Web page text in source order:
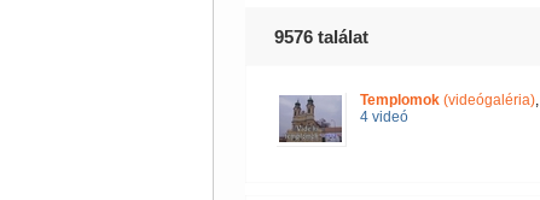
9576 találat
Templomok(videógaléria),
4 videó